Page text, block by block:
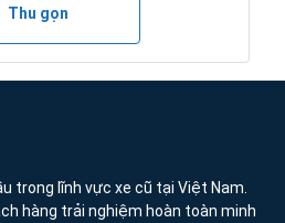
Thu gọn
trong lĩnh vực xe cũ tại Việt Nam.
hàng trải nghiệm hoàn toàn minh